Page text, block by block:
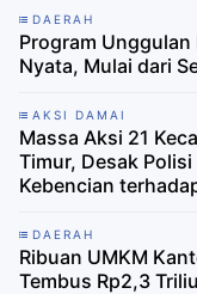
DAERAH
Program
Nyata, Mulai dari
AKSI DAMAI
Massa Aksi 21
Timur, Desak
Kebencian
DAERAH
Ribuan UMKM
Tembus Rp2,3